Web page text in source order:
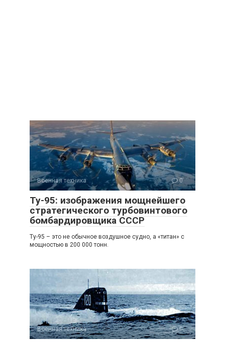
Военная техника 0
Ту-95: изображения мощнейшего
стратегического турбовинтового
бомбардировщика СССР
Ту-95 – это не обычное воздушное судно, а «титан» с
мощностью в 200 000 тонн.
Военная техника 0